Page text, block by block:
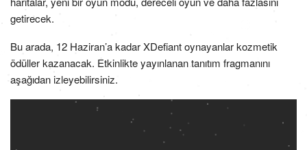
getirecek.
Bu arada, 12 Haziran’a kadar XDefiant oynayanlar kozmetik
ödüller kazanacak. Etkinlikte yayınlanan tanıtım fragmanını
aşağıdan izleyebilirsiniz.